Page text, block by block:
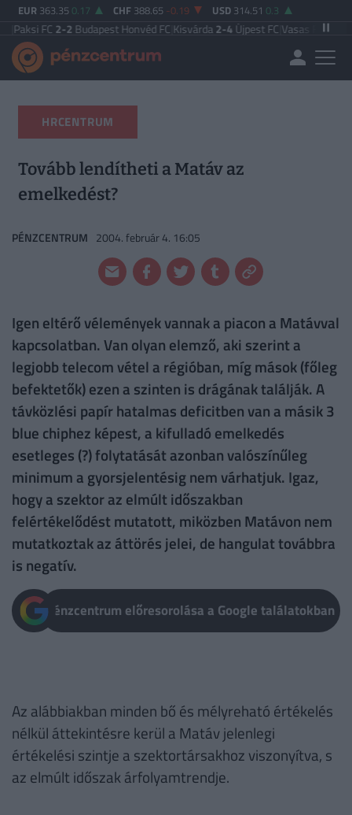
EUR 363.35 0.17 CHF 388.65 -0.19 USD 314.51 0.3
2-2Budapest Honvéd FC|Kisvárda2-4Újpest FC|Vasas FC5-0
HRCENTRUM
Tovább lendítheti a Matáv az
emelkedést?
PÉNZCENTRUM 2004. február 4. 16:05
Igen eltérő vélemények vannak a piacon a Matávval
kapcsolatban. Van olyan elemző, aki szerint a
legjobb telecom vétel a régióban, míg mások (főleg
befektetők) ezen a szinten is drágának találják. A
távközlési papír hatalmas deficitben van a másik 3
blue chiphez képest, a kifulladó emelkedés
esetleges (?) folytatását azonban valószínűleg
minimum a gyorsjelentésig nem várhatjuk. Igaz,
hogy a szektor az elmúlt időszakban
felértékelődést mutatott, miközben Matávon nem
mutatkoztak az áttörés jelei, de hangulat továbbra
is negatív.
Pénzcentrum előresorolása a Google találatokban
Az alábbiakban minden bő és mélyreható értékelés
nélkül áttekintésre kerül a Matáv jelenlegi
értékelési szintje a szektortársakhoz viszonyítva, s
az elmúlt időszak árfolyamtrendje.